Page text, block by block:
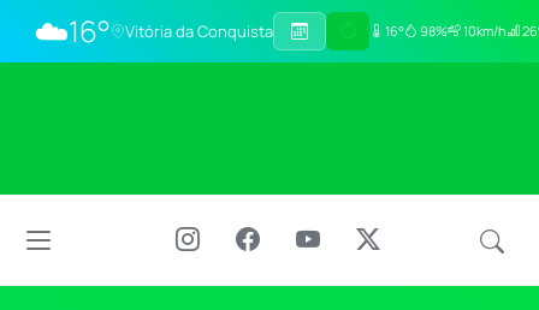
☁️16° Vitória da Conquista 16° 98% 10km/h